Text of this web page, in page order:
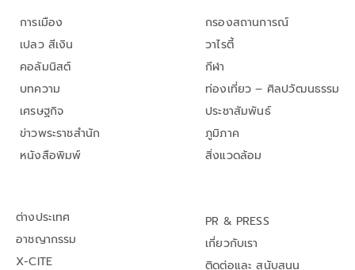
การเมือง
เปลว สีเงิน
คอลัมนิสต์
บทความ
เศรษฐกิจ
ข่าวพระราชสำนัก
หนังสือพิมพ์
กรองสถานการณ์
วาไรตี้
กีฬา
ท่องเที่ยว – ศิลปวัฒนธรรม
ประชาสัมพันธ์
ภูมิภาค
สิ่งแวดล้อม
ต่างประเทศ
อาชญากรรม
X-CITE
PR & PRESS
เกี่ยวกับเรา
ติดต่อและ สนับสนุน